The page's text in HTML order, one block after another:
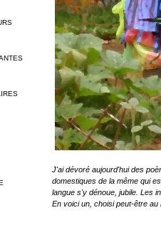
J'ai dévoré aujourd'hui des
domestiques de la même qui
langue s'y dénoue, jubile. Les
En voici un, choisi peut-être au